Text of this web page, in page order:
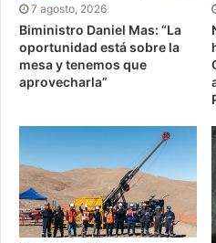
7 agosto, 2026
Biministro Daniel Mas: “La
oportunidad está sobre la
mesa y tenemos que
aprovecharla”